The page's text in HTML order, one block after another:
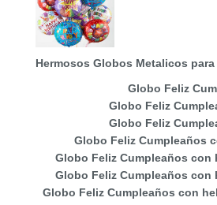
Hermosos Globos Metalicos
Globo Feliz
Globo Feliz
Globo Feliz
Globo Feliz Cumpleaños
Globo Feliz Cumpleaños con
Globo Feliz Cumpleaños con
Globo Feliz Cumpleaños con